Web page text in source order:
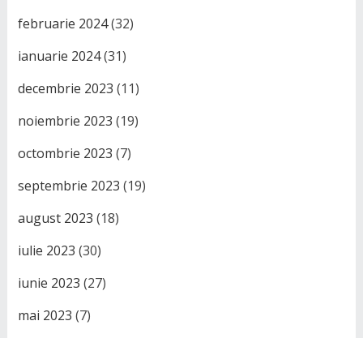
februarie 2024(32)
ianuarie 2024(31)
decembrie 2023 (11)
noiembrie 2023 (19)
octombrie 2023 (7)
septembrie 2023 (19)
august 2023 (18)
iulie 2023 (30)
iunie 2023 (27)
mai 2023 (7)